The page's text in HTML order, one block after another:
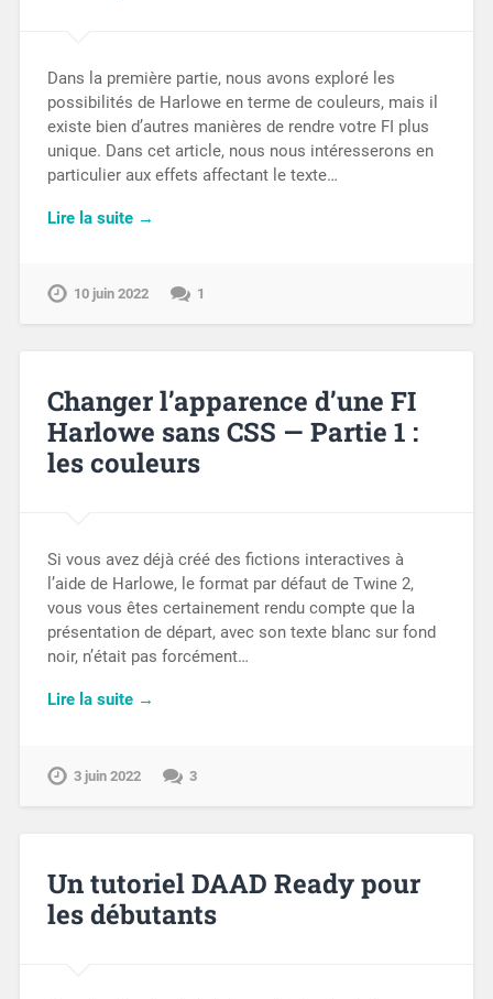
Dans la première partie, nous avons exploré les
possibilités de Harlowe en terme de couleurs, mais il
existe bien d’autres manières de rendre votre FI plus
unique. Dans cet article, nous nous intéresserons en
particulier aux effets affectant le texte…
Lire la suite →
10 juin 2022 1
Changer l’apparence d’une FI
Harlowe sans CSS — Partie 1 :
les couleurs
Si vous avez déjà créé des fictions interactives à
l’aide de Harlowe, le format par défaut de Twine 2,
vous vous êtes certainement rendu compte que la
présentation de départ, avec son texte blanc sur fond
noir, n’était pas forcément…
Lire la suite →
3 juin 2022 3
Un tutoriel DAAD Ready pour
les débutants